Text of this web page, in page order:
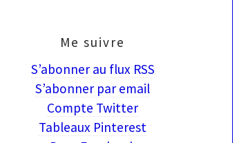
Me suivre
S’abonner au flux RSS
S’abonner par email
Compte Twitter
Tableaux Pinterest